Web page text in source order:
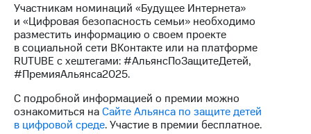
Участникам номинаций «Будущее Интернета»
и «Цифровая безопасность семьи» необходимо
разместить информацию о своем проекте
в социальной сети ВКонтакте или на платформе
RUTUBE с хештегами: #АльянсПоЗащитеДетей,
#ПремияАльянса2025.
С подробной информацией о премии можно
ознакомиться наСайте Альянса по защите детей
в цифровой среде. Участие в премии бесплатное.